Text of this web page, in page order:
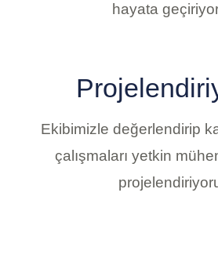
hayata
Ekibimizle değerlendirip
çalışmaları yetkin